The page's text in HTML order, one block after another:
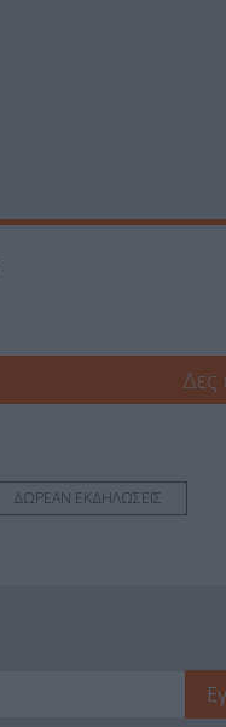
Δες
ΔΩΡΕΑΝ ΕΚΔΗΛΩΣΕΙΣ